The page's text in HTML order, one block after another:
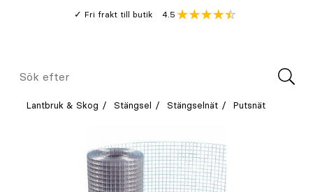
Fri frakt till butik
Genomsnitt
4.5
Meny
Sök
Lantbruk & Skog Stängsel Stängselnät Putsnät